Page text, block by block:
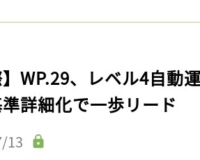
】WP.29、レベル4自動
詳細化で一歩リード
13